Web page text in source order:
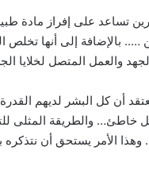
تساعد على إفراز مادة
….. بالإضافة إلى أنها
والعمل المتصل لخلايا
خاطئ… والطريقة المثلى
وهذا الأمر يستحق أن